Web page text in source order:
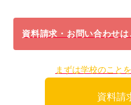
資料請求・お問い合わせは
まずは学校のこと
資料請